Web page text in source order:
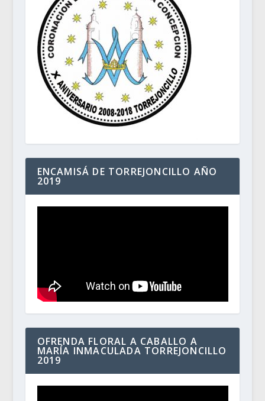
ENCAMISÁ DE TORREJONCILLO AÑO
2019
OFRENDA FLORAL A CABALLO A
MARÍA INMACULADA TORREJONCILLO
2019